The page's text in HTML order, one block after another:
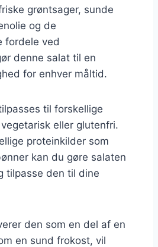
grøntsager, sunde
og de
fordele ved
denne salat til en
for enhver måltid.
til forskellige
eller glutenfri.
proteinkilder som
kan du gøre salaten
tilpasse den til dine
den som en del af en
en sund frokost, vil